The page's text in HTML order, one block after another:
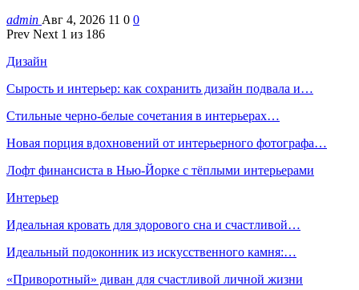
admin Авг 4, 2026 11 0 0
Prev Next 1 из 186
Дизайн
Сырость и интерьер: как сохранить дизайн подвала и…
Стильные черно-белые сочетания в интерьерах…
Новая порция вдохновений от интерьерного фотографа…
Лофт финансиста в Нью-Йорке с тёплыми интерьерами
Интерьер
Идеальная кровать для здорового сна и счастливой…
Идеальный подоконник из искусственного камня:…
«Приворотный» диван для счастливой личной жизни